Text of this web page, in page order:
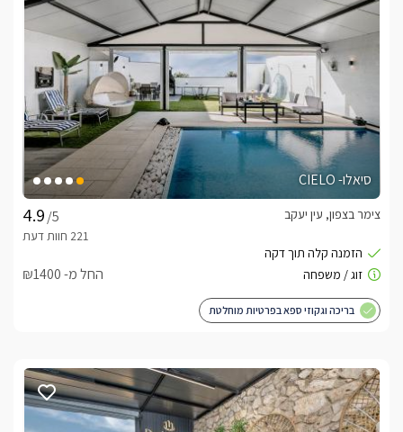
סיאלו- CIELO
/5
צימר בצפון, עין יעקב
החל מ- ₪1400
בריכה וגקוזי ספא בפרטיות מוחלטת